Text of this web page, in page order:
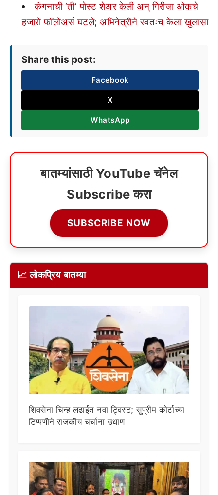
कंगनाची ‘ती’ पोस्ट शेअर केली अन् गिरीजा ओकचे
हजारो फॉलोअर्स घटले; अभिनेत्रीने स्वतःच केला खुलासा
Share this post:
Facebook
X
WhatsApp
बातम्यांसाठी YouTube चॅनेल
Subscribe करा
SUBSCRIBE NOW
📈 लोकप्रिय बातम्या
शिवसेना चिन्ह लढाईत नवा ट्विस्ट; सुप्रीम कोर्टाच्या
टिप्पणीने राजकीय चर्चांना उधाण